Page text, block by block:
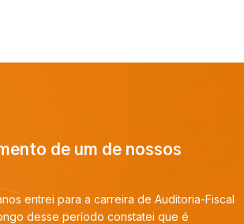
de um de nossos
entrei para a carreira de Auditoria-Fiscal
desse período constatei que é